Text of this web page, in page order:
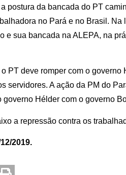
postura da bancada do PT
no Pará e no Brasil. Na
e sua bancada na ALEPA, na
PT deve romper com o governo
servidores. A ação da PM do
Hélder com o governo
a repressão contra os
2019.